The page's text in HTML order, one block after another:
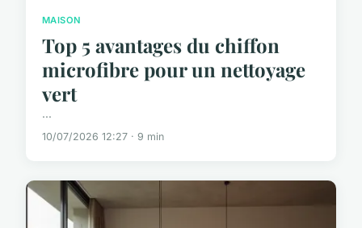
MAISON
Top 5 avantages du chiffon
microfibre pour un nettoyage
vert
...
10/07/2026 12:27 · 9 min